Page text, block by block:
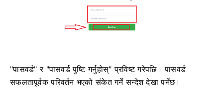
"पासवर्ड" र "पासवर्ड पुष्टि गर्नुहोस्" प्रविष्ट गरेपछि। पासवर्ड
सफलतापूर्वक परिवर्तन भएको संकेत गर्ने सन्देश देखा पर्नेछ।